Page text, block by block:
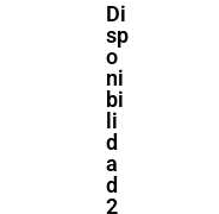
Di
sp
o
ni
bi
li
d
a
d
2